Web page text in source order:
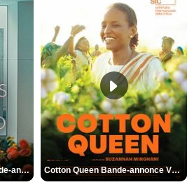
Des Fleurs pour Tokyo Bande-annonce VO STFR Cotton Queen Bande-annonce VO STFR